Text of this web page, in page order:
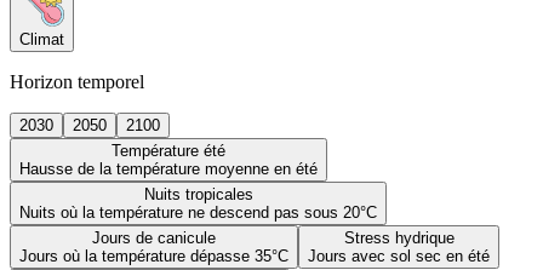
Climat
Horizon temporel
2030 2050
2100
Température été
Hausse de la température moyenne en été
Nuits tropicales
Nuits où la température ne descend pas sous 20°C
Jours de canicule
Jours où la température dépasse 35°C
Stress hydrique
Jours avec sol sec en été